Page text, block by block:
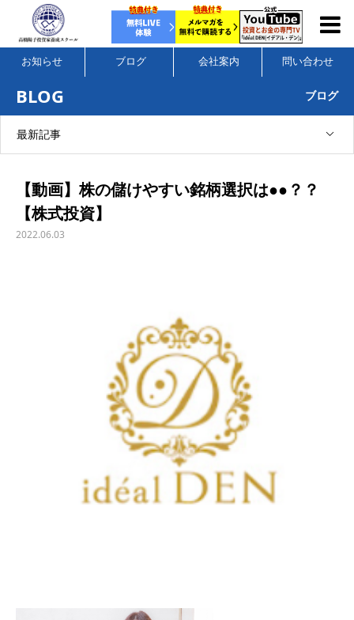
お知らせ ブログ 会社案内 問い合わせ
BLOG ブログ
最新記事
【動画】株の儲けやすい銘柄選択は●●？？
【株式投資】
2022.06.03